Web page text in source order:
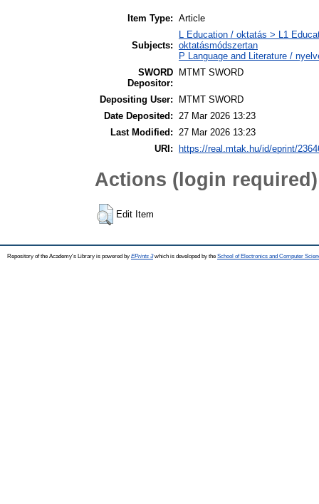
Item Type: Article
Subjects:
L Education / oktatás > L1
oktatásmódszertan
P Language and Literature /
SWORD
Depositor:
MTMT SWORD
Depositing User:
MTMT SWORD
Date Deposited:
27 Mar 2026 13:23
Last Modified:
27 Mar 2026 13:23
URI: https://real.mtak.hu/id/eprint/
Actions (login required)
Edit Item
Repository of the Academy's Library is powered by EPrints 3which is developed by the School of Electronics and Computer